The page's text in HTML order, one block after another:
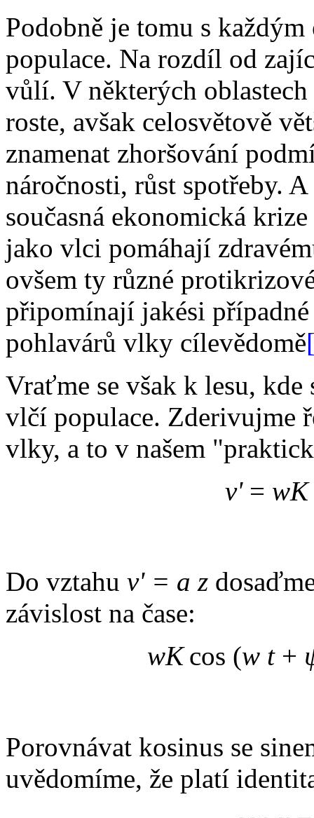
Podobně je tomu s
populace. Na rozdíl od
vůlí. V některých
roste, avšak celosvětově
znamenat zhoršování
náročnosti, růst spotřeby.
současná ekonomická
jako vlci pomáhají
ovšem ty různé
připomínají jakési
pohlavárů vlky cílevědomě
Vraťme se však k lesu,
vlčí populace. Zderivujme
vlky, a to v našem
v' = wK
Do vztahu v' = a z
závislost na čase:
wK cos (w t +
Porovnávat kosinus se
uvědomíme, že platí